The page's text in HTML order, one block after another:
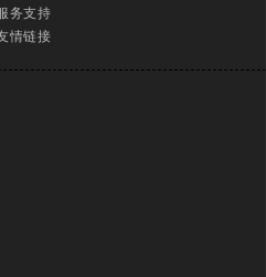
务支持
情链接